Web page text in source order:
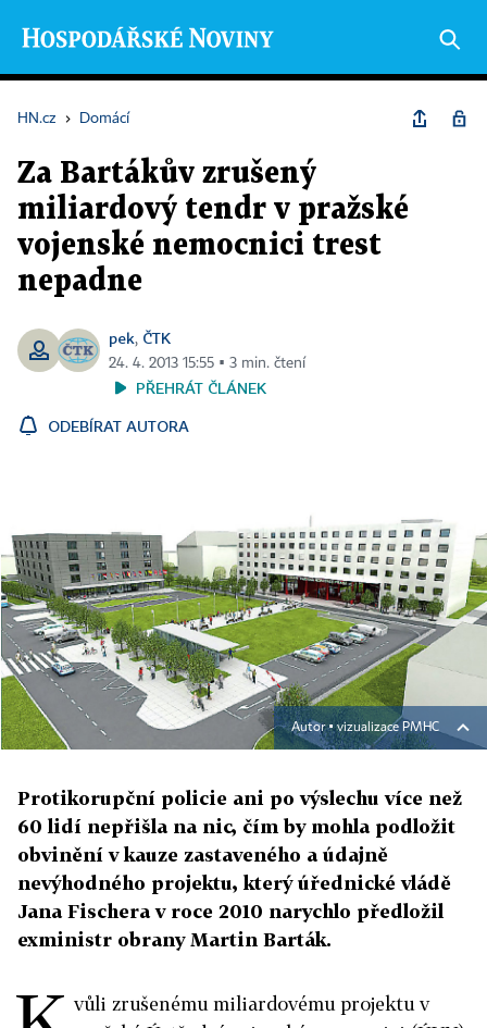
HN.cz › Domácí
Za Bartákův zrušený
miliardový tendr v pražské
vojenské nemocnici trest
nepadne
pek, ČTK
24. 4. 2013 15:55 ▪ 3 min. čtení
PŘEHRÁT ČLÁNEK
ODEBÍRAT AUTORA
Autor ▪vizualizace PMHC
Protikorupční policie ani po výslechu více než
60 lidí nepřišla na nic, čím by mohla podložit
obvinění v kauze zastaveného a údajně
nevýhodného projektu, který úřednické vládě
Jana Fischera v roce 2010 narychlo předložil
exministr obrany Martin Barták.
vůli zrušenému miliardovému projektu v